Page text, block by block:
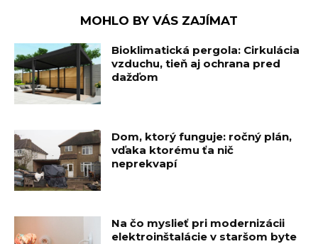
MOHLO BY VÁS ZAJÍMAT
Bioklimatická pergola: Cirkulácia
vzduchu, tieň aj ochrana pred
dažďom
Dom, ktorý funguje: ročný plán,
vďaka ktorému ťa nič
neprekvapí
Na čo myslieť pri modernizácii
elektroinštalácie v staršom byte